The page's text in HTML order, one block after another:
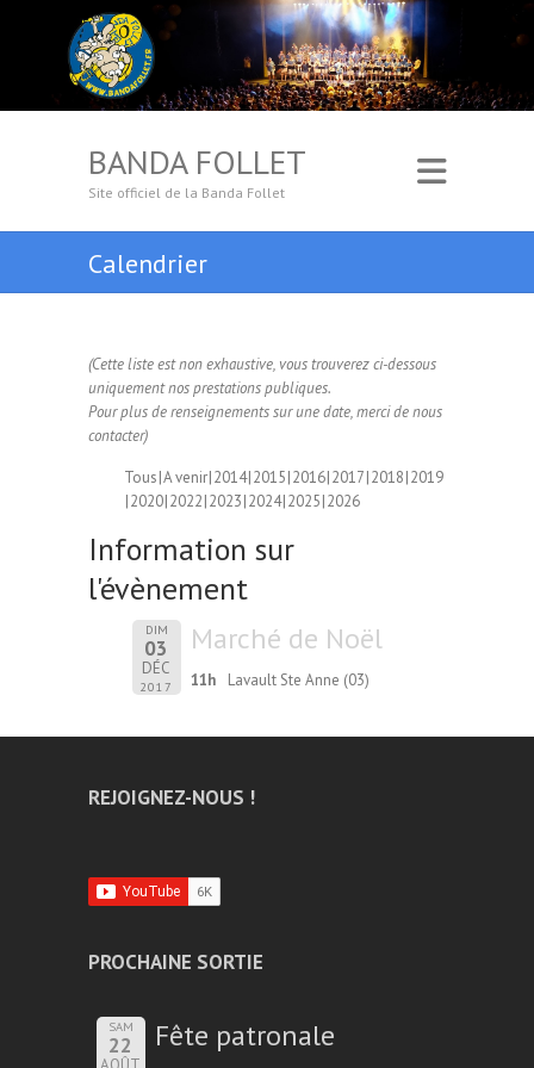
BANDA FOLLET
Site officiel de la Banda Follet
Calendrier
(Cette liste est non exhaustive, vous trouverez ci-dessous
uniquement nos prestations publiques.
Pour plus de renseignements sur une date, merci de nous
contacter)
Tous A venir 2014 2015 2016 2017 2018 2019
2020 2022 2023 2024 2025 2026
Information sur
l'évènement
DIM
03
DÉC
2017
Marché de Noël
11h Lavault Ste Anne (03)
REJOIGNEZ-NOUS !
PROCHAINE SORTIE
SAM
22 Fête patronale